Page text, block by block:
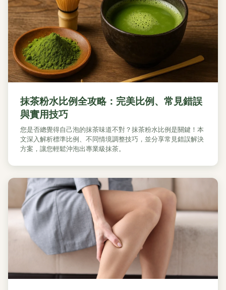
抹茶粉水比例全攻略：完美比例、常見錯誤
與實用技巧
您是否總覺得自己泡的抹茶味道不對？抹茶粉水比例是關鍵！本
文深入解析標準比例、不同情境調整技巧，並分享常見錯誤解決
方案，讓您輕鬆沖泡出專業級抹茶。